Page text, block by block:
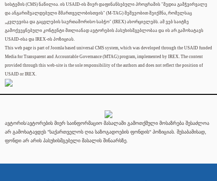
სისტემის (CMS) ნაწილია. ის USAID-ის მიერ დაფინანსებული პროგრამის "მედია გამჭვირვალე
და ანგარიშვალდებული მმართველობისთვის" (M-TAG) მეშვეობით შეიქმნა, რომელსაც
„კვლევისა და გაცვლების საერთაშორისო საბჭო" (IREX) ახორციელებს. ამ ვებ საიტზე
გამოქვეყნებული კონტენტი მთლიანად ავტორების პასუხისმგებლობაა და ის არ გამოხატავს
USAID-ისა და IREX-ის პოზიციას.
This web page is part of Joomla based universal CMS system, which was developed through the USAID funded
Media for Transparent and Accountable Governance (MTAG) program, implemented by IREX. The content
provided through this web-site is the sole responsibility of the authors and does not reflect the position of
USAID or IREX.
ავტორის/ავტორების მიერ საინფორმაციო მასალაში გამოთქმული მოსაზრება შესაძლოა
არ გამოხატავდეს "საქართველოს ღია საზოგადოების ფონდის" პოზიციას. შესაბამისად,
ფონდი არ არის პასუხისმგებელი მასალის შინაარსზე.